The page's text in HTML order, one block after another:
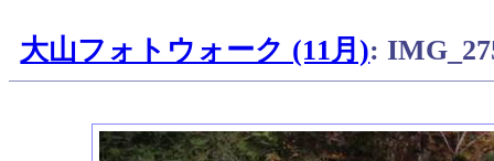
大山フォトウォーク (11月):